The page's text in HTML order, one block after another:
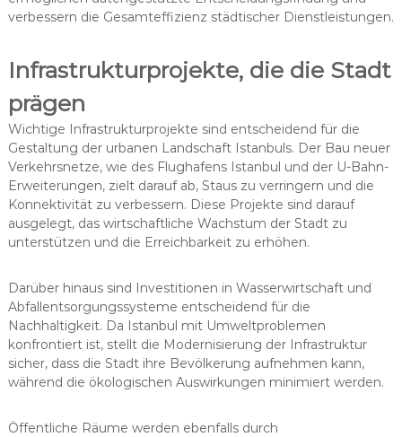
verbessern die Gesamteffizienz städtischer Dienstleistungen.
Infrastrukturprojekte, die die Stadt
prägen
Wichtige Infrastrukturprojekte sind entscheidend für die
Gestaltung der urbanen Landschaft Istanbuls. Der Bau neuer
Verkehrsnetze, wie des Flughafens Istanbul und der U-Bahn-
Erweiterungen, zielt darauf ab, Staus zu verringern und die
Konnektivität zu verbessern. Diese Projekte sind darauf
ausgelegt, das wirtschaftliche Wachstum der Stadt zu
unterstützen und die Erreichbarkeit zu erhöhen.
Darüber hinaus sind Investitionen in Wasserwirtschaft und
Abfallentsorgungssysteme entscheidend für die
Nachhaltigkeit. Da Istanbul mit Umweltproblemen
konfrontiert ist, stellt die Modernisierung der Infrastruktur
sicher, dass die Stadt ihre Bevölkerung aufnehmen kann,
während die ökologischen Auswirkungen minimiert werden.
Öffentliche Räume werden ebenfalls durch